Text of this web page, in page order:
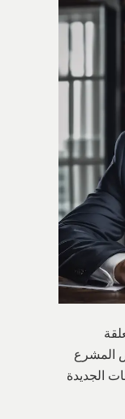
المشرع
الجديدة